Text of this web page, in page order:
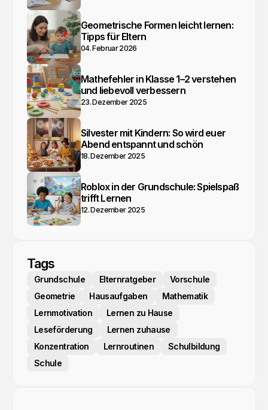
Geometrische Formen leicht lernen:
Tipps für Eltern
04. Februar 2026
Mathefehler in Klasse 1–2 verstehen
und liebevoll verbessern
23. Dezember 2025
Silvester mit Kindern: So wird euer
Abend entspannt und schön
18. Dezember 2025
Roblox in der Grundschule: Spielspaß
trifft Lernen
12. Dezember 2025
Tags
Grundschule Elternratgeber
Vorschule
Geometrie
Hausaufgaben
Mathematik
Lernmotivation
Lernen zu Hause
Leseförderung
Lernen zuhause
Konzentration
Lernroutinen
Schulbildung
Schule